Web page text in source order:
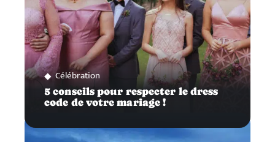
Célébration
5 conseils pour respecter le dress
code de votre mariage !